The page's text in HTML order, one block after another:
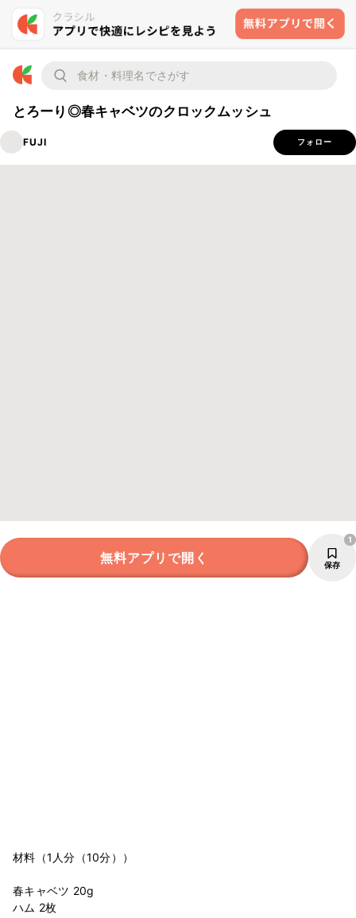
とろーり◎春キャベツのクロックムッシュ
FUJI フォロー
無料アプリで開く 保存
1
材料（1人分（10分））
春キャベツ 20g
ハム 2枚